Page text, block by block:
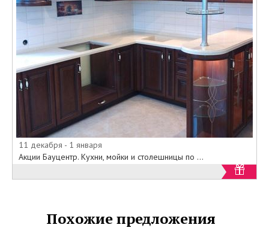
11 декабря - 1 января
Акции Бауцентр. Кухни, мойки и столешницы по ...
Похожие предложения